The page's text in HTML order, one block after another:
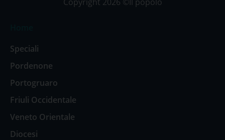
Speciali
Pordenone
Portogruaro
Friuli Occidentale
Veneto Orientale
Diocesi